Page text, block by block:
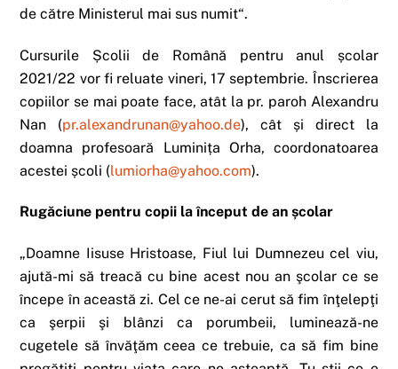
de către Ministerul mai sus numit“.
Cursurile Școlii de Română pentru anul școlar
2021/22 vor fi reluate vineri, 17 septembrie. Înscrierea
copiilor se mai poate face, atât la pr. paroh Alexandru
Nan (pr.alexandrunan@yahoo.de), cât și direct la
doamna profesoară Luminița Orha, coordonatoarea
acestei școli (lumiorha@yahoo.com).
Rugăciune pentru copii la început de an școlar
„Doamne Iisuse Hristoase, Fiul lui Dumnezeu cel viu,
ajută-mi să treacă cu bine acest nou an şcolar ce se
începe în această zi. Cel ce ne-ai cerut să fim înţelepţi
ca şerpii şi blânzi ca porumbeii, luminează-ne
cugetele să învăţăm ceea ce trebuie, ca să fim bine